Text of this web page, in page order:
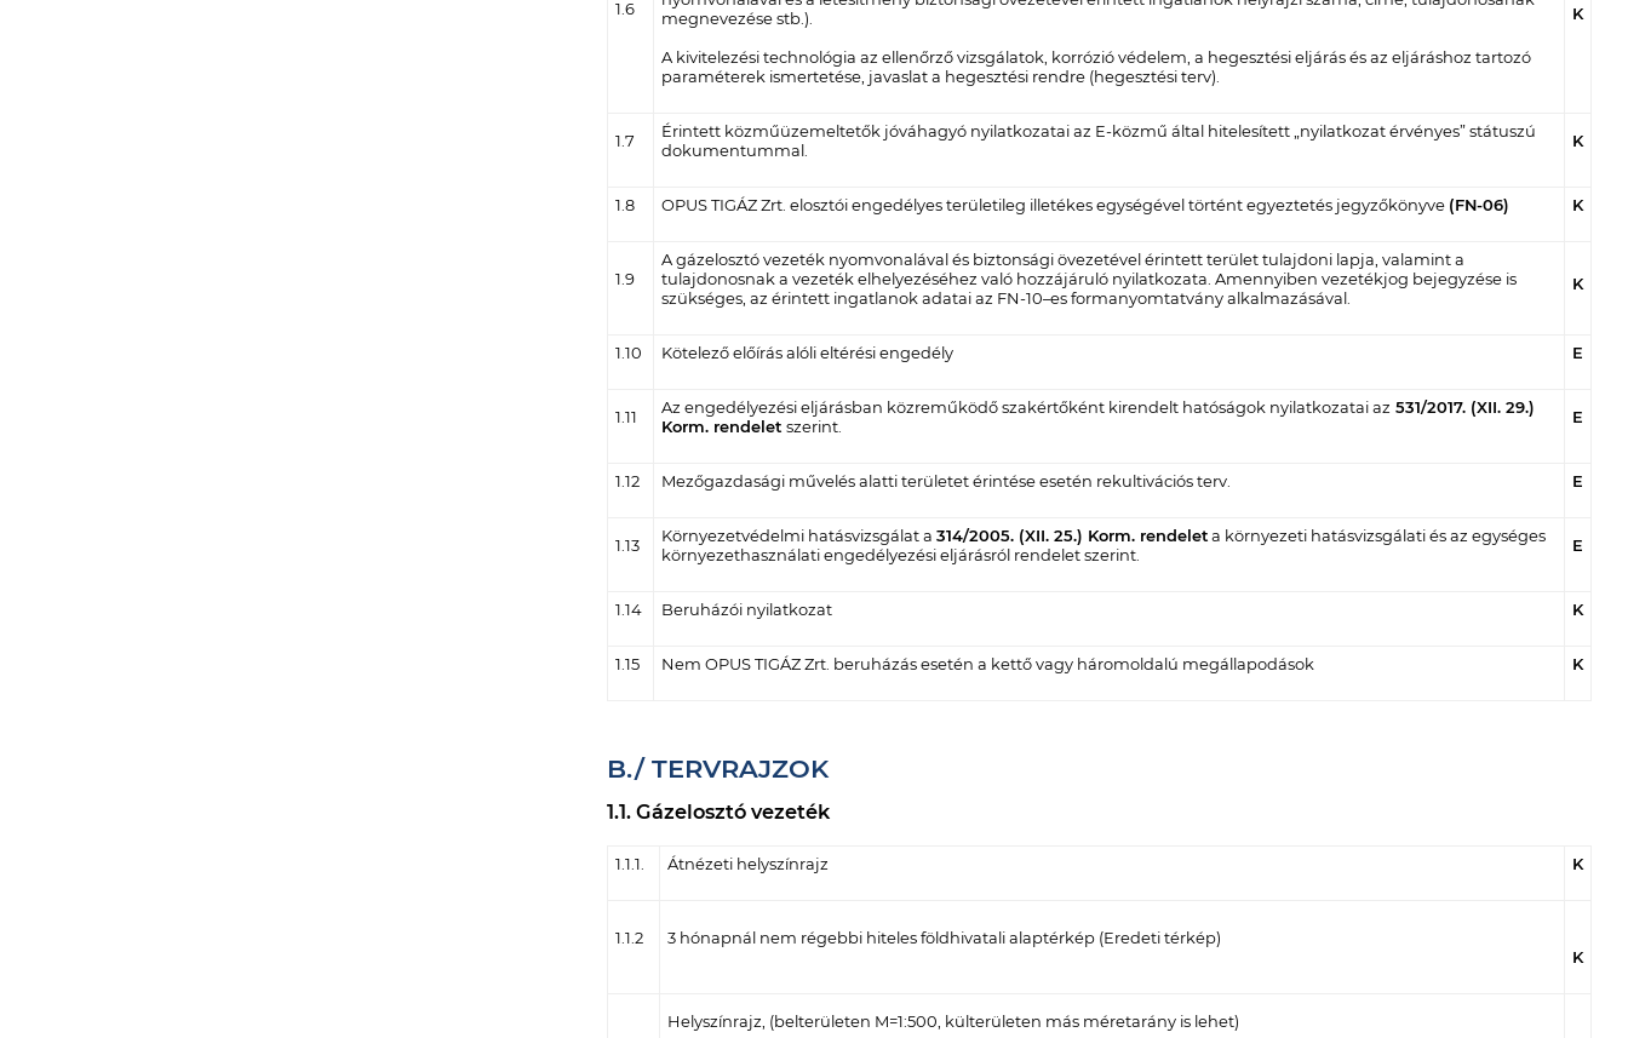
1.6
megnevezése stb.).
A kivitelezési technológia az ellenőrző vizsgálatok, korrózió védelem, a hegesztési eljárás és az eljáráshoz tartozó
paraméterek ismertetése, javaslat a hegesztési rendre (hegesztési terv).
K
1.7
Érintett közműüzemeltetők jóváhagyó nyilatkozatai az E-közmű által hitelesített „nyilatkozat érvényes” státuszú
dokumentummal.
K
1.8 OPUS TIGÁZ Zrt. elosztói engedélyes területileg illetékes egységével történt egyeztetés jegyzőkönyve (FN-06) K
1.9
A gázelosztó vezeték nyomvonalával és biztonsági övezetével érintett terület tulajdoni lapja, valamint a
tulajdonosnak a vezeték elhelyezéséhez való hozzájáruló nyilatkozata. Amennyiben vezetékjog bejegyzése is
szükséges, az érintett ingatlanok adatai az FN-10–es formanyomtatvány alkalmazásával.
K
1.10 Kötelező előírás alóli eltérési engedély E
1.11 Az engedélyezési eljárásban közreműködő szakértőként kirendelt hatóságok nyilatkozatai az 531/2017. (XII. 29.)
Korm. rendelet szerint. E
1.12 Mezőgazdasági művelés alatti területet érintése esetén rekultivációs terv. E
1.13 Környezetvédelmi hatásvizsgálat a 314/2005. (XII. 25.) Korm. rendeleta környezeti hatásvizsgálati és az egységes
környezethasználati engedélyezési eljárásról rendelet szerint.
E
1.14 Beruházói nyilatkozat K
1.15 Nem OPUS TIGÁZ Zrt. beruházás esetén a kettő vagy háromoldalú megállapodások K
B./ TERVRAJZOK
1.1. Gázelosztó vezeték
1.1.1. Átnézeti helyszínrajz K
1.1.2
3 hónapnál nem régebbi hiteles földhivatali alaptérkép (Eredeti térkép)
K
Helyszínrajz, (belterületen M=1:500, külterületen más méretarány is lehet)